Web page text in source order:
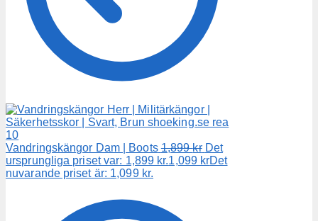
Vandringskängor Dam | Boots 1,899kr Det
ursprungliga priset var: 1,899 kr.1,099 krDet
nuvarande priset är: 1,099 kr.